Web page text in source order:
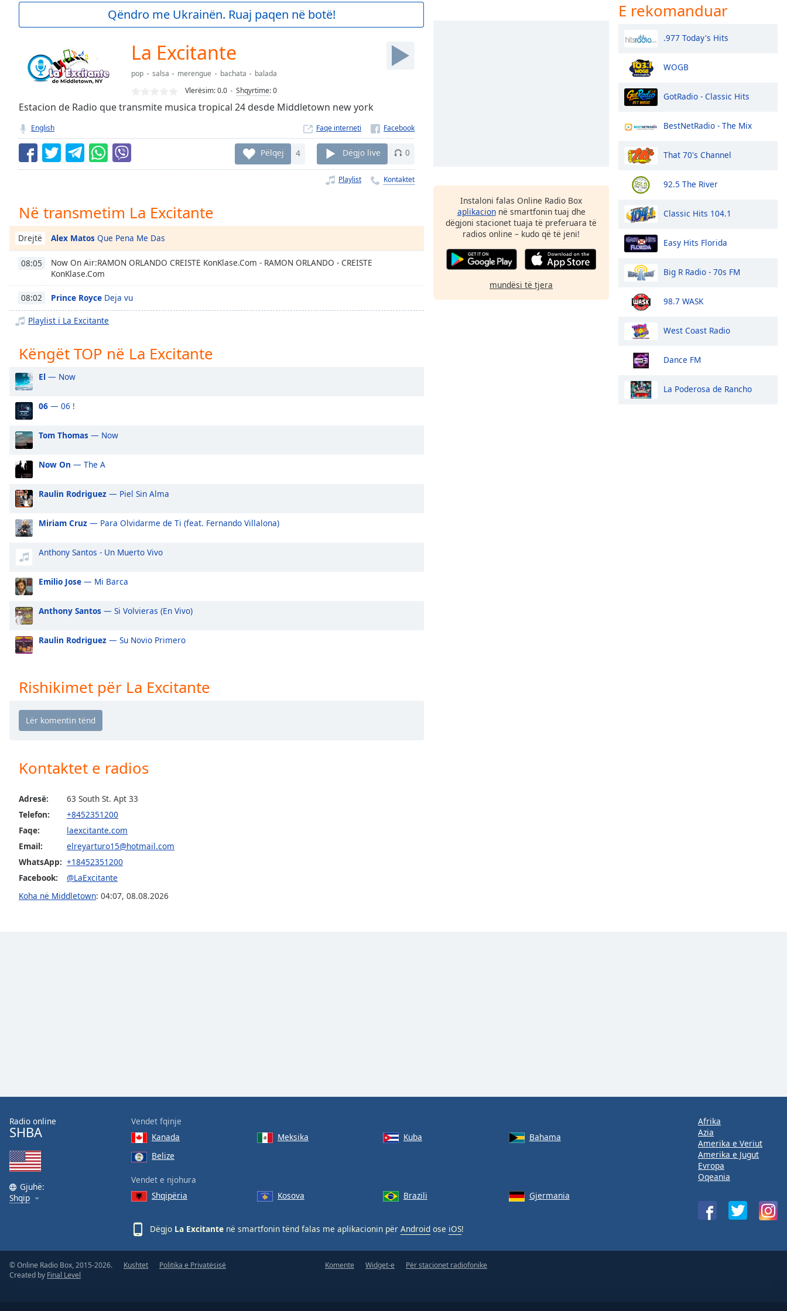
Current
Loaded:
TypeLIVE
live,
currently
behind
LIVE
Remaining
Playback
Rate
Chapters
Chapters
Descriptions
off
selected
Subtitles
subtitles
settings
opens
subtitles
dialog
subtitles
off
selected
Audio
Track
Picture-
Picture
Fullscreen
This
modal
window.
Beginning
dialog
window.
Escape
cancel
window.
Color
Font
Size
Text
Style
Reset
Qëndro me Ukrainën. Ruaj paqen në botë!
La Excitante
pop salsa merengue bachata
balada
Vlerësim:0.0 Shqyrtime:0
Estacion de Radio que transmite musica tropical 24 desde Middletown new york
English Faqe interneti
Pëlqej 4 Dëgjo live 0
Playlist Kontaktet
Në transmetim La Excitante
Drejtë Alex Matos Que Pena Me Das
08:05
Now On Air:RAMON ORLANDO CREISTE KonKlase.Com - RAMON ORLANDO - CREISTE
KonKlase.Com
08:02 Prince Royce Deja vu
Playlist i La Excitante
Këngët TOP në La Excitante
El — Now
06 — 06 !
Tom Thomas — Now
Now On — The A
Raulin Rodriguez — Piel Sin Alma
Miriam Cruz — Para Olvidarme de Ti (feat. Fernando Villalona)
Anthony Santos - Un Muerto Vivo
Emilio Jose — Mi Barca
Anthony Santos — Si Volvieras (En Vivo)
Raulin Rodriguez — Su Novio Primero
Rishikimet për La Excitante
Kontaktet e radios
Adresë:
63 South St. Apt 33
Telefon:
+8452351200
Faqe:
laexcitante.com
Email:
elreyarturo15@hotmail.com
WhatsApp: +18452351200
Facebook:
@LaExcitante
Koha në Middletown: 04:07, 08.08.2026
Instaloni falas Online Radio Box
aplikacionnë smartfonin tuaj dhe
dëgjoni stacionet tuaja të preferuara të
radios online – kudo që të jeni!
mundësi të tjera
E rekomanduar
.977 Today's Hits
WOGB
GotRadio - Classic Hits
BestNetRadio - The Mix
That 70's Channel
92.5 The River
Classic Hits 104.1
Easy Hits Florida
Big R Radio - 70s FM
98.7 WASK
West Coast Radio
Dance FM
La Poderosa de Rancho
Radio online
SHBA
Gjuhë:
Shqip
Vendet fqinje
Kanada
Meksika Kuba
Bahama
Belize
Vendet e njohura
Shqipëria
Kosova Brazili Gjermania
Dëgjo La Excitante në smartfonin tënd falas me aplikacionin për Android ose iOS!
Afrika
Azia
Amerika e Veriut
Amerika e Jugut
Evropa
Oqeania
© Online Radio Box, 2015-2026.
Created by Final Level
Kushtet Politika e Privatësisë Komente Widget-e Për stacionet radiofonike